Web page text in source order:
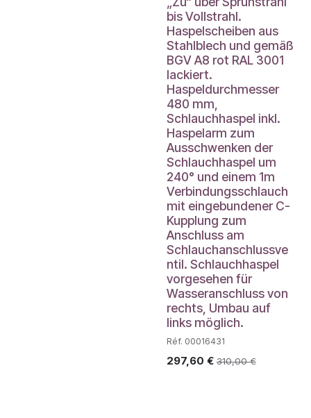
bis Vollstrahl.
Haspelscheiben aus
Stahlblech und gemäß
BGV A8 rot RAL 3001
lackiert.
Haspeldurchmesser
480 mm,
Schlauchhaspel inkl.
Haspelarm zum
Ausschwenken der
Schlauchhaspel um
240° und einem 1m
Verbindungsschlauch
mit eingebundener C-
Kupplung zum
Anschluss am
Schlauchanschlussve
ntil. Schlauchhaspel
vorgesehen für
Wasseranschluss von
rechts, Umbau auf
links möglich.
Réf. 00016431
297,60 € 310,00€